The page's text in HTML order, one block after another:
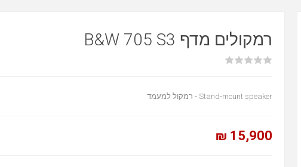
רמקולים מדף B&W 705 S3
Stand-mount speaker - רמקול למעמד
15,900 ₪